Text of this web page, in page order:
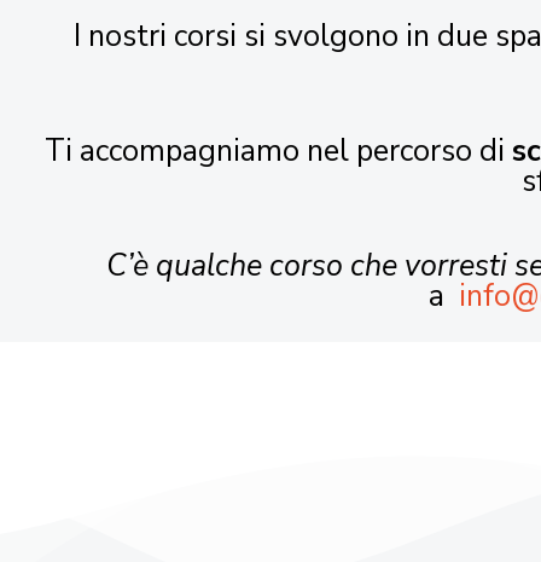
I nostri corsi si svolgono in due
Ti accompagniamo nel percorso di
C’è qualche corso che vorresti
a